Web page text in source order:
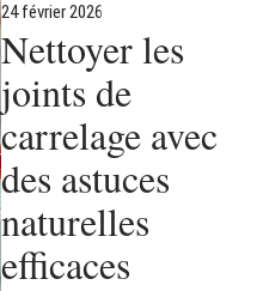
24 février 2026
Nettoyer les
joints de
carrelage avec
des astuces
naturelles
efficaces